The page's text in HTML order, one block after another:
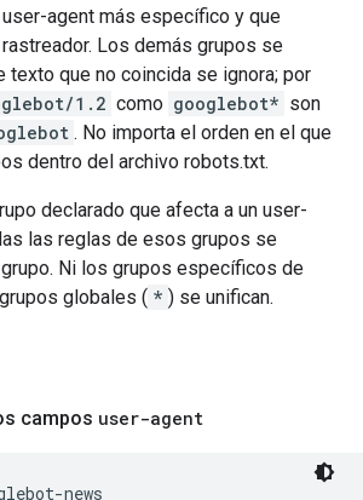
agent más específico y que
Los demás grupos se
texto que no coincida se ignora; por
1.2 como googlebot* son
. No importa el orden en el que
dentro del archivo robots.txt.
declarado que afecta a un user-
las reglas de esos grupos se
Ni los grupos específicos de
globales ( * ) se unifican.
campos user-agent
news